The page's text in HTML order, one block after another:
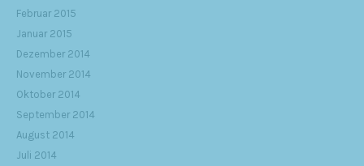
Februar 2015
Januar 2015
Dezember 2014
November 2014
Oktober 2014
September 2014
August 2014
Juli 2014